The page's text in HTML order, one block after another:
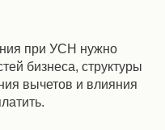
при УСН нужно
бизнеса, структуры
вычетов и влияния